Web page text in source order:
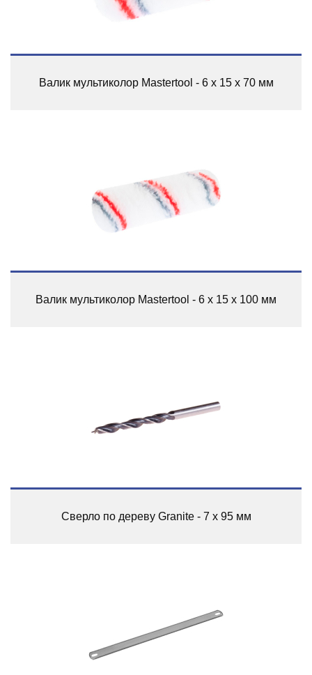
Валик мультиколор Mastertool - 6 х 15 х 70 мм
Валик мультиколор Mastertool - 6 х 15 х 100 мм
Сверло по дереву Granite - 7 x 95 мм